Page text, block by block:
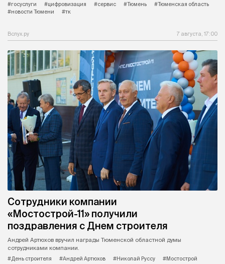
#госуслуги
#цифровизация #сервис #Тюмень
#Тюменская область
#новости Тюмени
#тк
Вслух.ру 7 августа, 17:00
Сотрудники компании
«Мостострой-11» получили
поздравления с Днем строителя
Андрей Артюхов вручил награды Тюменской областной думы
сотрудниками компании.
#День строителя
#Андрей Артюхов #Николай Руссу
#Мостострой